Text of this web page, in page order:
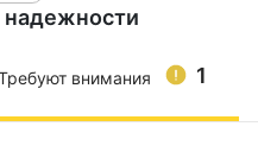
надежности
1
внимания